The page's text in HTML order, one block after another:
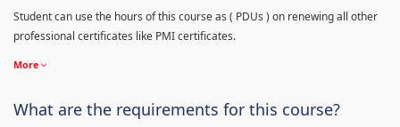
Student can use the hours of this course as ( PDUs ) on renewing all other
professional certificates like PMI certificates.
More
What are the requirements for this course?